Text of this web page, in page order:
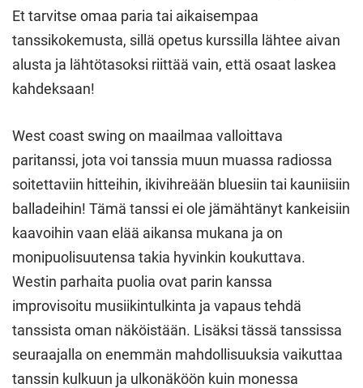
Et tarvitse omaa paria tai aikaisempaa
tanssikokemusta, sillä opetus kurssilla lähtee aivan
alusta ja lähtötasoksi riittää vain, että osaat laskea
kahdeksaan!
West coast swing on maailmaa valloittava
paritanssi, jota voi tanssia muun muassa radiossa
soitettaviin hitteihin, ikivihreään bluesiin tai kauniisiin
balladeihin! Tämä tanssi ei ole jämähtänyt kankeisiin
kaavoihin vaan elää aikansa mukana ja on
monipuolisuutensa takia hyvinkin koukuttava.
Westin parhaita puolia ovat parin kanssa
improvisoitu musiikintulkinta ja vapaus tehdä
tanssista oman näköistään. Lisäksi tässä tanssissa
seuraajalla on enemmän mahdollisuuksia vaikuttaa
tanssin kulkuun ja ulkonäköön kuin monessa